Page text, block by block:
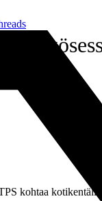
Käpylästä
kohtaa